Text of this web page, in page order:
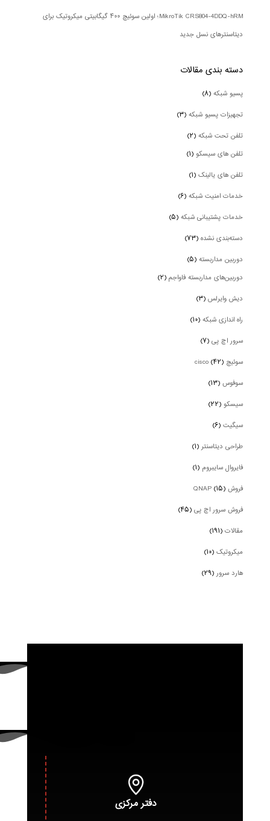
MikroTik CRS804-4DDQ-hRM؛ اولین سوئیچ ۴۰۰ گیگابیتی میکروتیک برای
دیتاسنترهای نسل جدید
دسته بندی‌ مقالات
پسیو شبکه(۸)
تجهیزات پسیو شبکه(۳)
تلفن تحت شبکه(۲)
تلفن های سیسکو(۱)
تلفن های یالینک(۱)
خدمات امنیت شبکه(۶)
خدمات پشتیبانی شبکه(۵)
دسته‌بندی نشده(۷۳)
دوربین‌ مداربسته(۵)
دوربین‌های مداربسته فاواجم(۲)
دیش وایرلس(۳)
راه اندازی شبکه(۱۰)
سرور اچ پی(۷)
سوئیچ cisco (۴۲)
سوفوس(۱۳)
سیسکو(۲۲)
سیگیت(۶)
طراحی دیتاسنتر(۱)
فایروال سایبروم (۱)
فروش QNAP (۱۵)
فروش سرور اچ پی(۴۵)
مقالات(۱۹۱)
میکروتیک(۱۰)
هارد سرور(۲۹)
دفتر مرکزی